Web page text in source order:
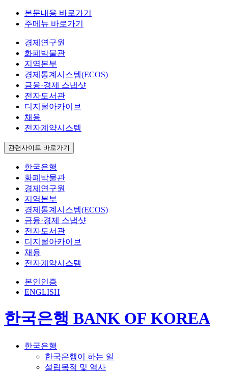
본문내용 바로가기
주메뉴 바로가기
경제연구원
화폐박물관
지역본부
경제통계시스템(ECOS)
금융·경제 스냅샷
전자도서관
디지털아카이브
채용
전자계약시스템
관련사이트 바로가기
한국은행
화폐박물관
경제연구원
지역본부
경제통계시스템(ECOS)
금융·경제 스냅샷
전자도서관
디지털아카이브
채용
전자계약시스템
본인인증
ENGLISH
한국은행 BANK OF KOREA
한국은행
한국은행이 하는 일
설립목적 및 역사